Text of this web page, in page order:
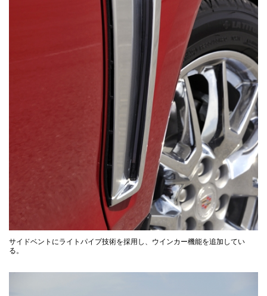
サイドベントにライトパイプ技術を採用し、ウインカー機能を追加してい
る。